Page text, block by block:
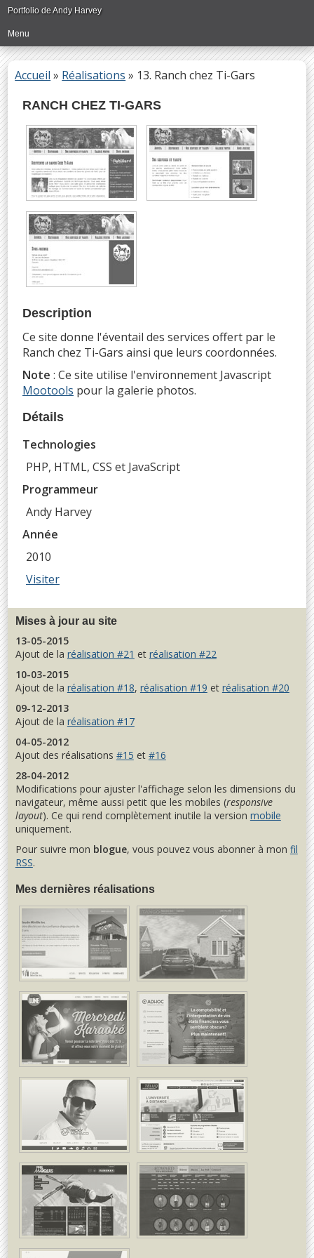
Passer
au
contenu
principal
Portfolio de Andy Harvey
Menu
Accueil » Réalisations » 13. Ranch chez Ti-Gars
RANCH CHEZ TI-GARS
Description
Ce site donne l'éventail des services offert par le
Ranch chez Ti-Gars ainsi que leurs coordonnées.
Note : Ce site utilise l'environnement Javascript
Mootools pour la galerie photos.
Détails
Technologies
PHP, HTML, CSS et JavaScript
Programmeur
Andy Harvey
Année
2010
Visiter
Mises à jour au site
13-05-2015
Ajout de la réalisation #21 et réalisation #22
10-03-2015
Ajout de la réalisation #18, réalisation #19 et réalisation #20
09-12-2013
Ajout de la réalisation #17
04-05-2012
Ajout des réalisations #15 et #16
28-04-2012
Modifications pour ajuster l'affichage selon les dimensions du
navigateur, même aussi petit que les mobiles (responsive
layout). Ce qui rend complètement inutile la version mobile
uniquement.
Pour suivre mon blogue, vous pouvez vous abonner à mon fil
RSS.
Mes dernières réalisations